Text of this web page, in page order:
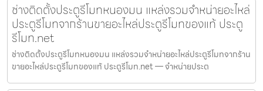
ช่างติดตั้งประตูรีโมทหนองมน แหล่งรวมจำหน่ายอะไหล่
ประตูรีโมทจากร้านขายอะไหล่ประตูรีโมทของแท้ ประตู
รีโมท.net
ช่างติดตั้งประตูรีโมทหนองมน แหล่งรวมจำหน่ายอะไหล่ประตูรีโมทจากร้าน
ขายอะไหล่ประตูรีโมทของแท้ ประตูรีโมท.net — จำหน่ายประต